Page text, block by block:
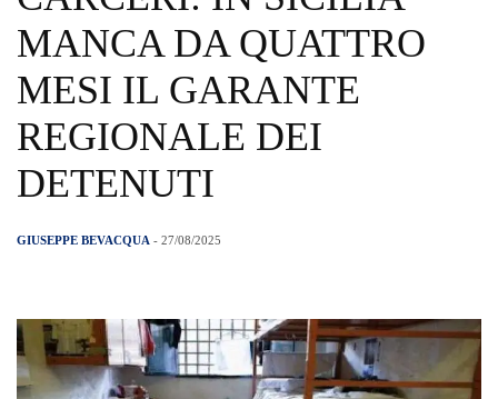
MANCA DA QUATTRO
MESI IL GARANTE
REGIONALE DEI
DETENUTI
GIUSEPPE BEVACQUA - 27/08/2025